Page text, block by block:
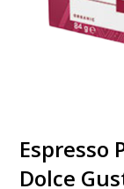
Espresso
Dolce